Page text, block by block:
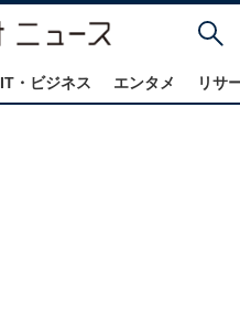
IT・ビジネス エンタメ リサ